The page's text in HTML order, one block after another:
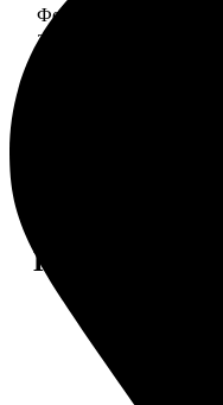
ФотоМозаика
30х40 пенокартон
Примеры работ